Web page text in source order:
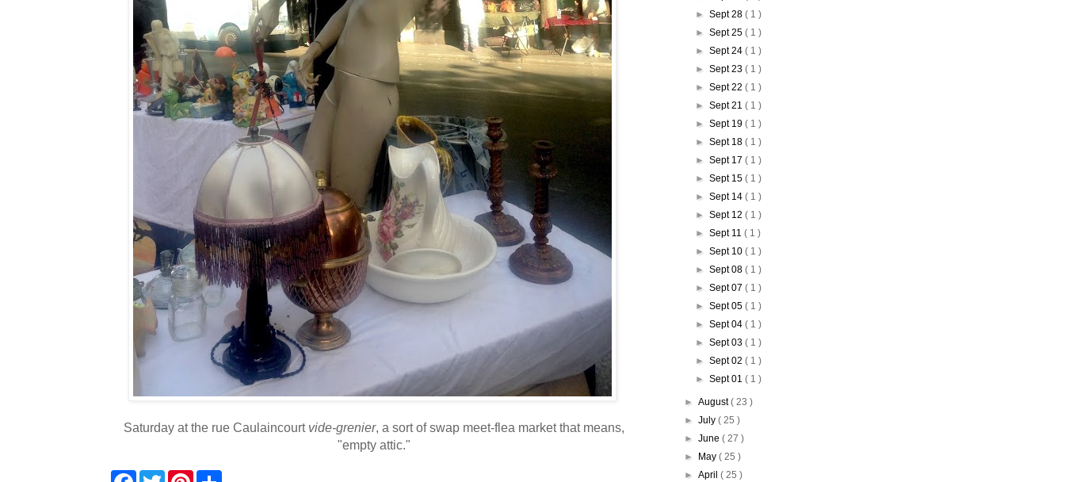
Saturday at the rue Caulaincourtvide-grenier, a sort of swap meet-flea market that means,
"empty attic."
►Sept 28( 1 )
►Sept 25( 1 )
►Sept 24( 1 )
►Sept 23( 1 )
►Sept 22( 1 )
►Sept 21( 1 )
►Sept 19( 1 )
►Sept 18( 1 )
►Sept 17( 1 )
►Sept 15( 1 )
►Sept 14( 1 )
►Sept 12( 1 )
►Sept 11( 1 )
►Sept 10( 1 )
►Sept 08( 1 )
►Sept 07( 1 )
►Sept 05( 1 )
►Sept 04( 1 )
►Sept 03( 1 )
►Sept 02( 1 )
►Sept 01( 1 )
► August( 23 )
► July ( 25 )
► June ( 27 )
►
May ( 25 )
► April ( 25 )